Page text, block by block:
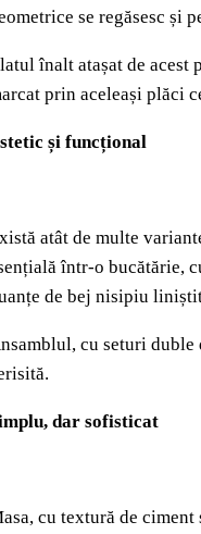
se regăsesc și
înalt atașat de acest
prin aceleași plăci
și funcțional
atât de multe
într-o bucătărie,
de bej nisipiu
cu seturi duble
dar sofisticat
cu textură de